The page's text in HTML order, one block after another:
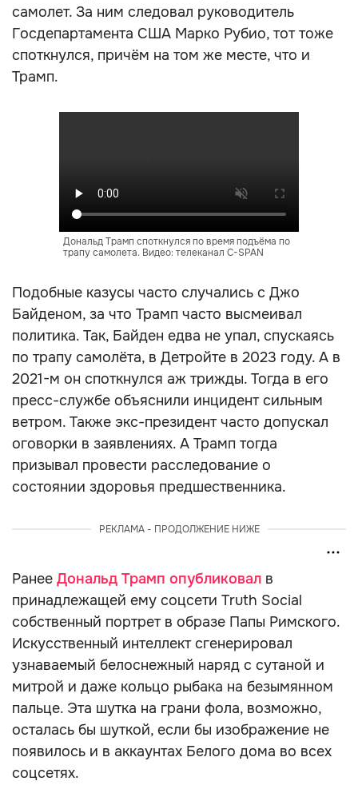
самолет. За ним следовал руководитель
Госдепартамента США Марко Рубио, тот тоже
споткнулся, причём на том же месте, что и
Трамп.
Дональд Трамп споткнулся по время подъёма по
трапу самолета. Видео: телеканал C-SPAN
Подобные казусы часто случались с Джо
Байденом, за что Трамп часто высмеивал
политика. Так, Байден едва не упал, спускаясь
по трапу самолёта, в Детройте в 2023 году. А в
2021-м он споткнулся аж трижды. Тогда в его
пресс-службе объяснили инцидент сильным
ветром. Также экс-президент часто допускал
оговорки в заявлениях. А Трамп тогда
призывал провести расследование о
состоянии здоровья предшественника.
РЕКЛАМА - ПРОДОЛЖЕНИЕ НИЖЕ
Ранее Дональд Трамп опубликовал в
принадлежащей ему соцсети Truth Social
собственный портрет в образе Папы Римского.
Искусственный интеллект сгенерировал
узнаваемый белоснежный наряд с сутаной и
митрой и даже кольцо рыбака на безымянном
пальце. Эта шутка на грани фола, возможно,
осталась бы шуткой, если бы изображение не
появилось и в аккаунтах Белого дома во всех
соцсетях.